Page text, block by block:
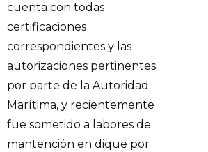
cuenta con todas
certificaciones
correspondientes y las
autorizaciones pertinentes
por parte de la Autoridad
Marítima, y recientemente
fue sometido a labores de
mantención en dique por